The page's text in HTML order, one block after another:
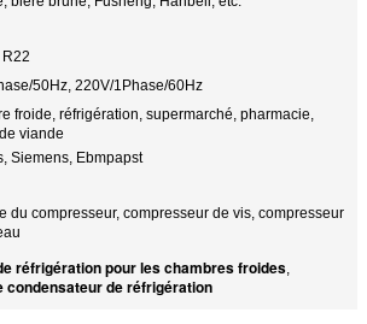
50Hz, 220V/1Phase/60Hz
froide, réfrigération, supermarché, pharmacie,
viande
Siemens, Ebmpapst
du compresseur, compresseur de vis, compresseur
réfrigération pour les chambres froides,
condensateur de réfrigération